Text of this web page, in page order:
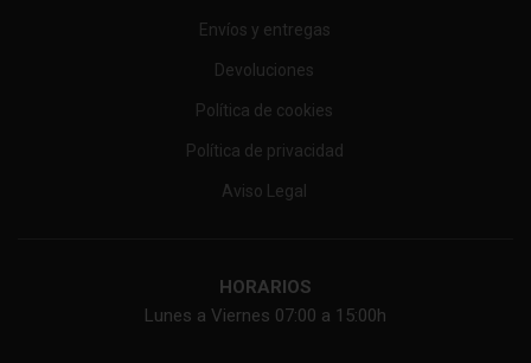
Envíos y entregas
Devoluciones
Política de cookies
Política de privacidad
Aviso Legal
HORARIOS
Lunes a Viernes 07:00 a 15:00h